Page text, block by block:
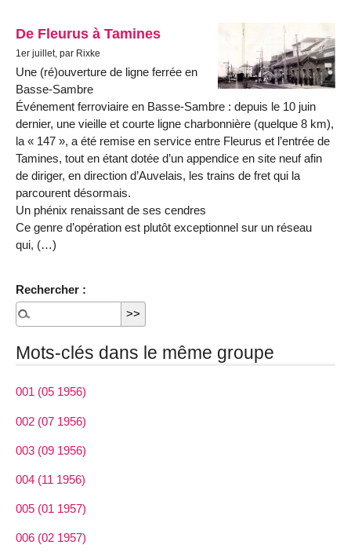
De Fleurus à Tamines
1er juillet, par Rixke
Une (ré)ouverture de ligne ferrée en
Basse-Sambre
Événement ferroviaire en Basse-Sambre : depuis le 10 juin
dernier, une vieille et courte ligne charbonnière (quelque 8 km),
la « 147 », a été remise en service entre Fleurus et l’entrée de
Tamines, tout en étant dotée d’un appendice en site neuf afin
de diriger, en direction d’Auvelais, les trains de fret qui la
parcourent désormais.
Un phénix renaissant de ses cendres
Ce genre d’opération est plutôt exceptionnel sur un réseau
qui, (…)
Rechercher :
Mots-clés dans le même groupe
001 (05 1956)
002 (07 1956)
003 (09 1956)
004 (11 1956)
005 (01 1957)
006 (02 1957)